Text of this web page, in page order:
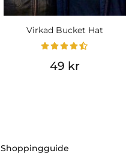
Virkad Bucket Hat
49 kr
Shoppingguide